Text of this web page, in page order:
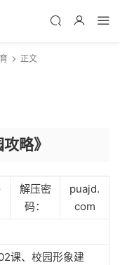
正文
略》
解压密
码：
puajd.
com
课、校园形象建